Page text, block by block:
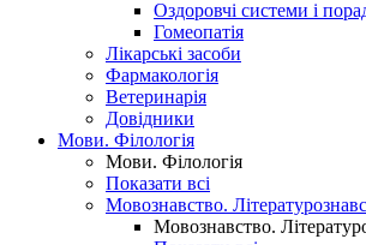
Оздоровчі системи і
Гомеопатія
Лікарські засоби
Фармакологія
Ветеринарія
Довідники
Мови. Філологія
Мови. Філологія
Показати всі
Мовознавство.
Мовознавство.